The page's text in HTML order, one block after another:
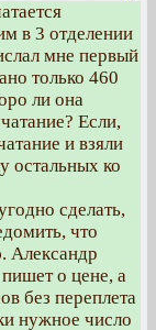
в 3 отделении
мне первый
только 460
ли она
Если,
и взяли
остальных ко
сделать,
что
Александр
о цене, а
без переплета
нужное число